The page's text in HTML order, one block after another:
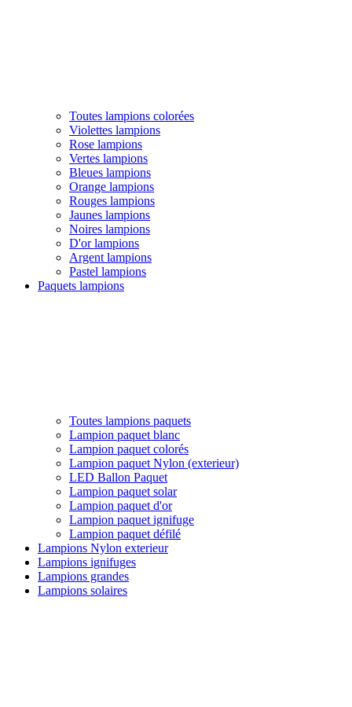
Toutes lampions colorées
Violettes lampions
Rose lampions
Vertes lampions
Bleues lampions
Orange lampions
Rouges lampions
Jaunes lampions
Noires lampions
D'or lampions
Argent lampions
Pastel lampions
Paquets lampions
Toutes lampions paquets
Lampion paquet blanc
Lampion paquet colorés
Lampion paquet Nylon (exterieur)
LED Ballon Paquet
Lampion paquet solar
Lampion paquet d'or
Lampion paquet ignifuge
Lampion paquet défilé
Lampions Nylon exterieur
Lampions ignifuges
Lampions grandes
Lampions solaires